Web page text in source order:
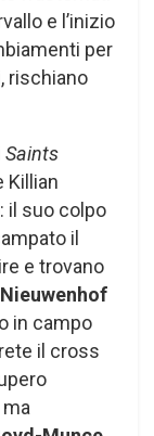
e l’inizio
per
rischiano
Saints
Killian
il suo colpo
il
e trovano
Nieuwenhof
in campo
il cross